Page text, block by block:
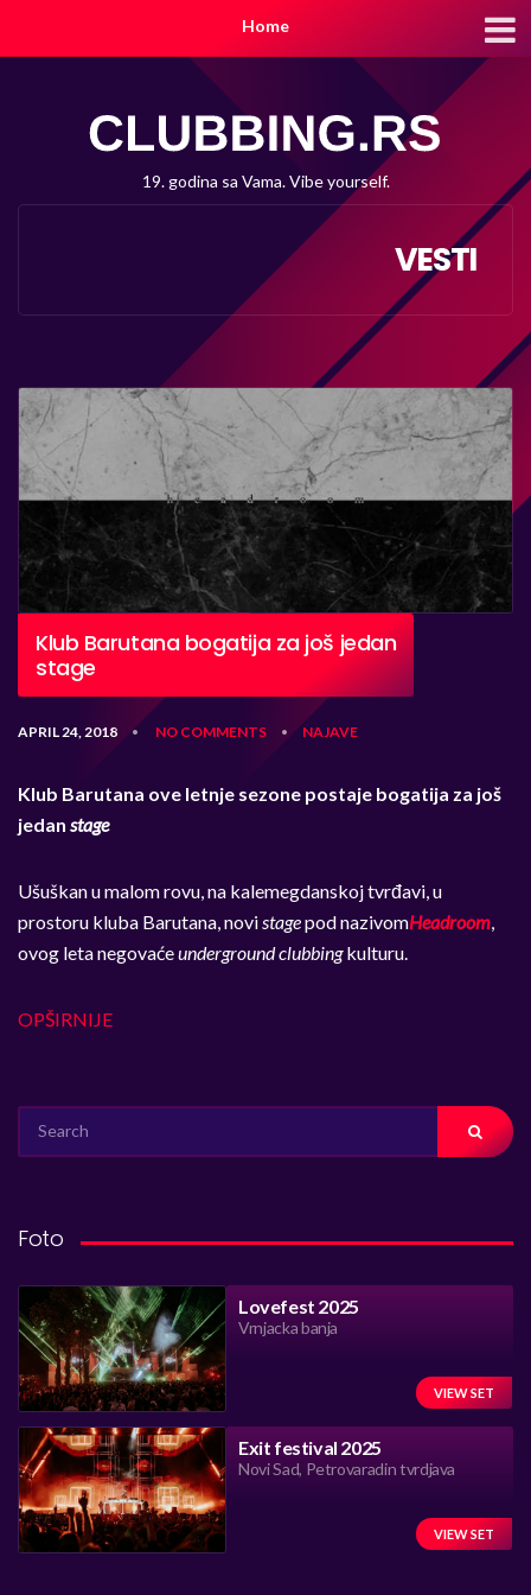
Home
19. godina sa Vama. Vibe yourself.
VESTI
Klub Barutana bogatija za još jedan
stage
APRIL 24, 2018 • NO COMMENTS • NAJAVE
Klub Barutana ove letnje sezone postaje bogatija za još
jedan stage
Ušuškan u malom rovu, na kalemegdanskoj tvrđavi, u
prostoru kluba Barutana, novistagepod nazivomHeadroom,
ovog leta negovaćeunderground clubbingkulturu.
OPŠIRNIJE
FOR:
Foto
Lovefest 2025
Vrnjacka banja
VIEW SET
Exit festival 2025
Novi Sad, Petrovaradin tvrdjava
VIEW SET